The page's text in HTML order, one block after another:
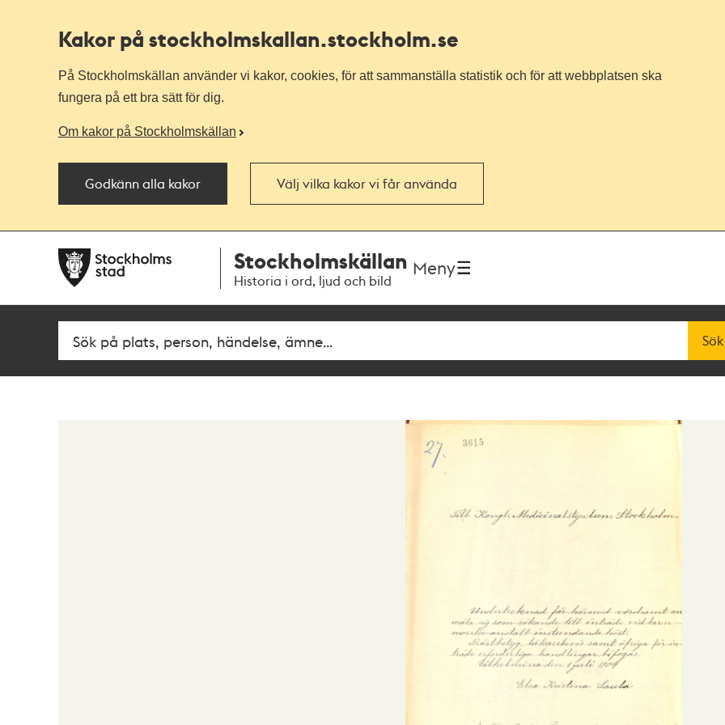
Kakor på stockholmskallan.stockholm.se
På Stockholmskällan använder vi kakor, cookies, för att sammanställa statistik och för att webbplatsen ska
fungera på ett bra sätt för dig.
Om kakor på Stockholmskällan
Godkänn alla kakor Välj vilka kakor vi får använda
navigationen
huvudinnehållet
Stockholmskällan
Historia i ord, ljud och bild
Meny
Fritextsök Sök